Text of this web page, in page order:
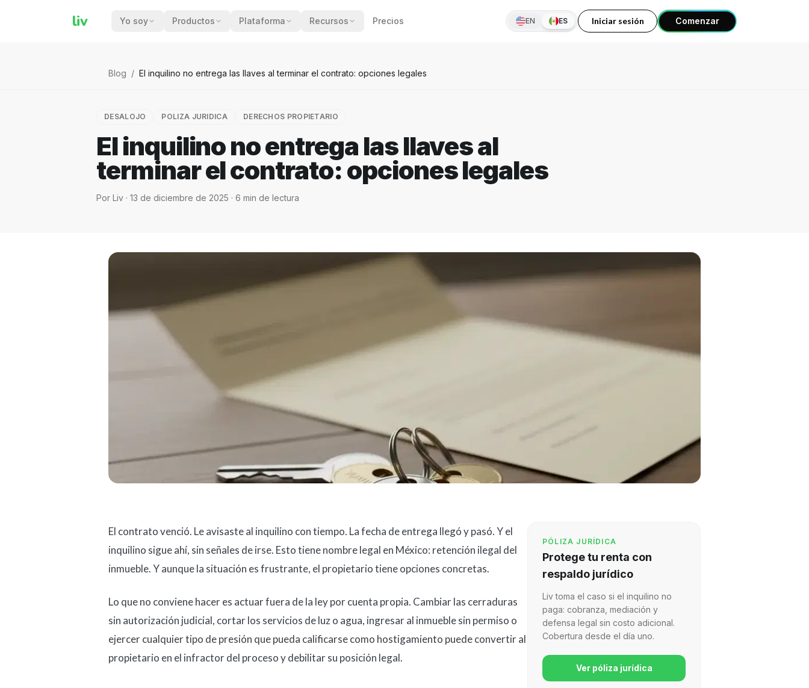
liv Yo soy Productos Plataforma Recursos Precios EN ES Iniciar sesión Comenzar
Blog / El inquilino no entrega las llaves al terminar el contrato: opciones legales
DESALOJO POLIZA JURIDICA DERECHOS PROPIETARIO
El inquilino no entrega las llaves al
terminar el contrato: opciones legales
Por Liv · 13 de diciembre de 2025 · 6 min de lectura
El contrato venció. Le avisaste al inquilino con tiempo. La fecha de entrega llegó y pasó. Y el
inquilino sigue ahí, sin señales de irse. Esto tiene nombre legal en México: retención ilegal del
inmueble. Y aunque la situación es frustrante, el propietario tiene opciones concretas.
Lo que no conviene hacer es actuar fuera de la ley por cuenta propia. Cambiar las cerraduras
sin autorización judicial, cortar los servicios de luz o agua, ingresar al inmueble sin permiso o
ejercer cualquier tipo de presión que pueda calificarse como hostigamiento puede convertir al
propietario en el infractor del proceso y debilitar su posición legal.
PÓLIZA JURÍDICA
Protege tu renta con
respaldo jurídico
Liv toma el caso si el inquilino no
paga: cobranza, mediación y
defensa legal sin costo adicional.
Cobertura desde el día uno.
Ver póliza jurídica